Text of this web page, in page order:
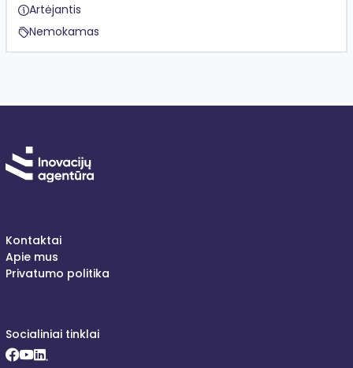
Artėjantis
Nemokamas
Kontaktai
Apie mus
Privatumo politika
Socialiniai tinklai
Facebook (opens in new window)
Youtube (opens in new window)
LinkedIn (opens in new window)